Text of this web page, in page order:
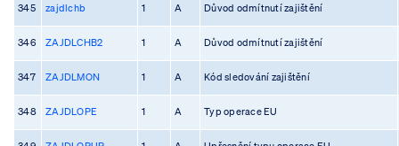
345 zajdlchb 1 A Důvod odmítnutí zajištění
346 ZAJDLCHB2 1 A Důvod odmítnutí zajištění
347 ZAJDLMON 1 A Kód sledování zajištění
348 ZAJDLOPE 1 A Typ operace EU